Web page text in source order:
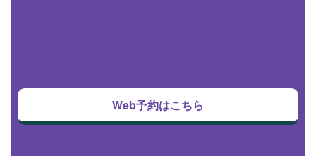
Web予約はこちら